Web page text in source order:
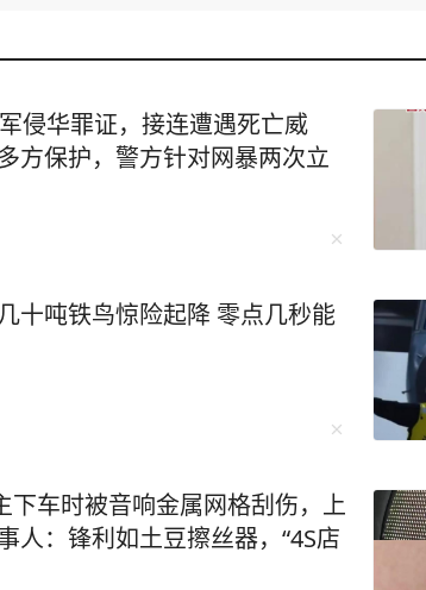
侵华罪证，接连遭遇死亡威
方保护，警方针对网暴两次立
十吨铁鸟惊险起降 零点几秒能
下车时被音响金属网格刮伤，上
人：锋利如土豆擦丝器，“4S店